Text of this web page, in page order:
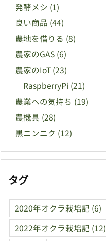
発酵メシ (1)
良い商品 (44)
農地を借りる (8)
農家のGAS (6)
農家のIoT (23)
RaspberryPi (21)
農業への気持ち (19)
農機具 (28)
黒ニンニク (12)
タグ
2020年オクラ栽培記 (6)
2022年オクラ栽培記 (12)